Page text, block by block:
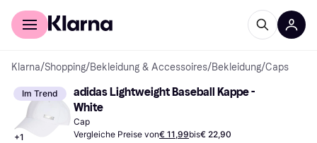
Für Shopper
Klarna/Shopping/Bekleidung & Accessoires/Bekleidung/Caps
Im Trend
+1
adidas Lightweight Baseball Kappe -
White
Cap
Vergleiche Preise von€ 11,99bis€ 22,90